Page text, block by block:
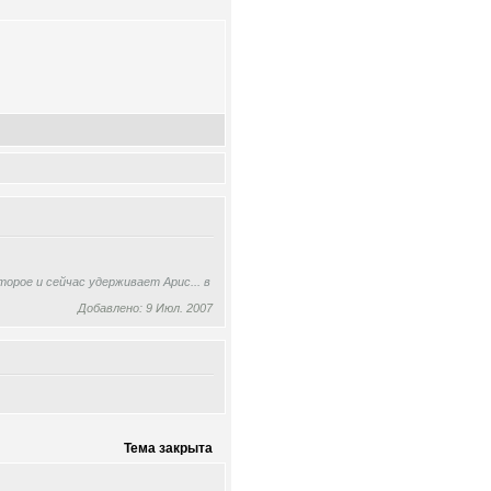
и сейчас удерживает Арис... в
Добавлено: 9 Июл. 2007
Тема закрыта